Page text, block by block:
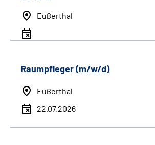
Eußerthal
Raumpfleger (m/w/d)
Eußerthal
22.07.2026